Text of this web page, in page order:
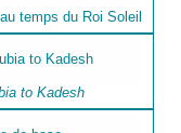
temps du Roi Soleil
to Kadesh